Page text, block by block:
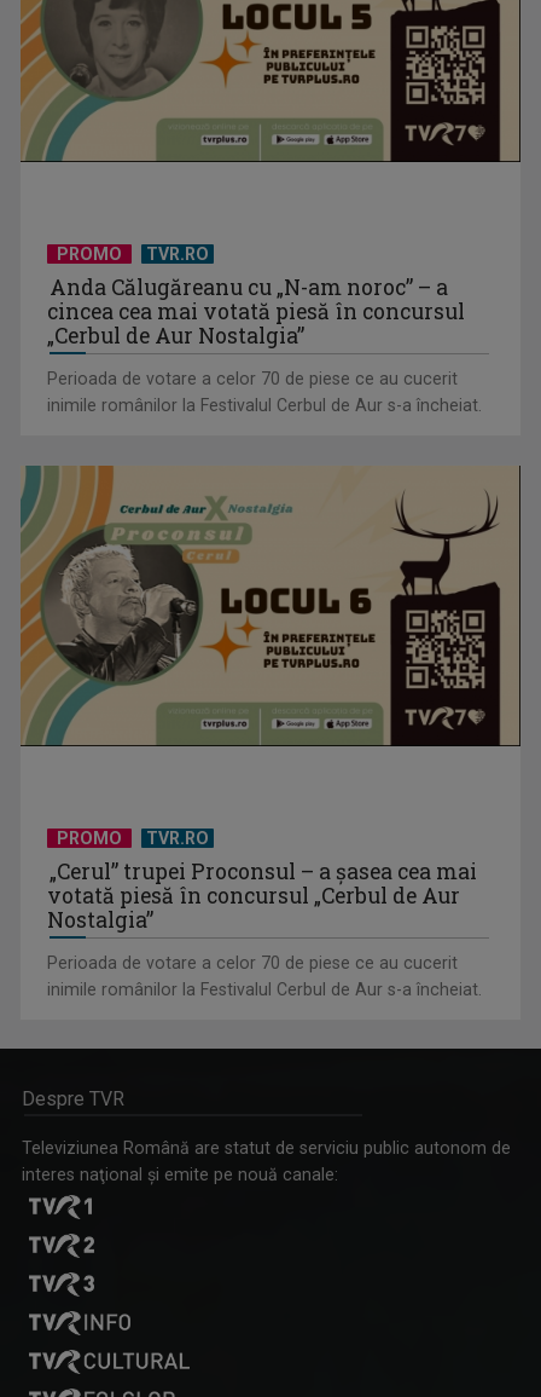
PROMO TVR.RO
Anda Călugăreanu cu „N-am noroc” – a
cincea cea mai votată piesă în concursul
„Cerbul de Aur Nostalgia”
Perioada de votare a celor 70 de piese ce au cucerit
inimile românilor la Festivalul Cerbul de Aur s-a încheiat.
PROMO TVR.RO
„Cerul” trupei Proconsul – a şasea cea mai
votată piesă în concursul „Cerbul de Aur
Nostalgia”
Perioada de votare a celor 70 de piese ce au cucerit
inimile românilor la Festivalul Cerbul de Aur s-a încheiat.
Despre TVR
Televiziunea Română are statut de serviciu public autonom de
interes naţional şi emite pe nouă canale: